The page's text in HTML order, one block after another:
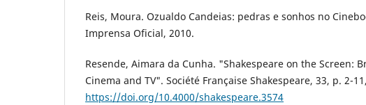
Reis, Moura. Ozualdo Candeias: pedras e sonhos no
Imprensa Oficial, 2010.
Resende, Aimara da Cunha. "Shakespeare on the Screen:
Cinema and TV". Société Française Shakespeare, 33, p. 2-
https://doi.org/10.4000/shakespeare.3574